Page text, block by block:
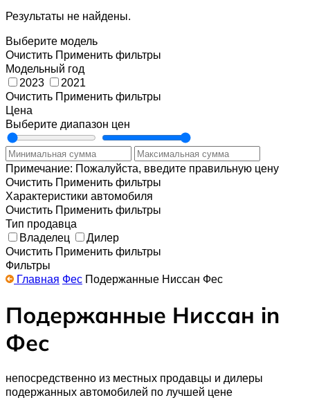
Результаты не найдены.
Выберите модель
Очистить Применить фильтры
Модельный год
2023
2021
Очистить Применить фильтры
Цена
Выберите диапазон цен
Примечание: Пожалуйста, введите правильную цену
Очистить Применить фильтры
Характеристики автомобиля
Очистить Применить фильтры
Тип продавца
Владелец
Дилер
Очистить Применить фильтры
Фильтры
Главная Фес Подержанные Ниссан Фес
Подержанные Ниссан in
Фес
непосредственно из местных продавцы и дилеры
подержанных автомобилей по лучшей цене